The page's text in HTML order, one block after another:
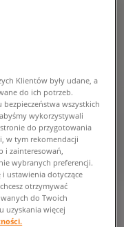
Klientów były udane, a
do ich potrzeb.
wszystkich
wykorzystywali
do przygotowania
w tym rekomendacji
zainteresowań,
wybranych preferencji.
i ustawienia dotyczące
otrzymywać
do Twoich
uzyskania więcej